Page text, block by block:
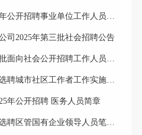
司2025年第三批社会招聘公告
黔东南州三穗县2025年公开选聘城市社区工作者工作实施方案
年公开招聘 医务人员简章
贵阳国家高新区2025年公开选聘区管国有企业领导人员笔试成绩排名、笔试合格分数线及资格复审公告